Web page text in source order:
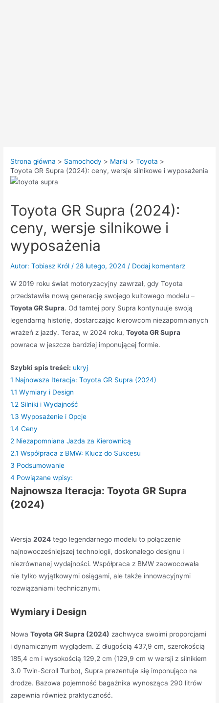
Strona główna Samochody Marki
Toyota
Toyota GR Supra (2024): ceny, wersje silnikowe i wyposażenia
Toyota GR Supra (2024):
ceny, wersje silnikowe i
wyposażenia
Autor: Tobiasz Król / 28 lutego, 2024 / Dodaj komentarz
W 2019 roku świat motoryzacyjny zawrzał, gdy Toyota
przedstawiła nową generację swojego kultowego modelu –
Toyota GR Supra. Od tamtej pory Supra kontynuuje swoją
legendarną historię, dostarczając kierowcom niezapomnianych
wrażeń z jazdy. Teraz, w 2024 roku,Toyota GR Supra
powraca w jeszcze bardziej imponującej formie.
Szybki spis treści: ukryj
1 Najnowsza Iteracja: Toyota GR Supra (2024)
1.1 Wymiary i Design
1.2 Silniki i Wydajność
1.3 Wyposażenie i Opcje
1.4 Ceny
2 Niezapomniana Jazda za Kierownicą
2.1 Współpraca z BMW: Klucz do Sukcesu
3 Podsumowanie
4 Powiązane wpisy:
Najnowsza Iteracja: Toyota GR Supra
(2024)
Wersja2024 tego legendarnego modelu to połączenie
najnowocześniejszej technologii, doskonałego designu i
niezrównanej wydajności. Współpraca z BMW zaowocowała
nie tylko wyjątkowymi osiągami, ale także innowacyjnymi
rozwiązaniami technicznymi.
Wymiary i Design
NowaToyota GR Supra (2024) zachwyca swoimi proporcjami
i dynamicznym wyglądem. Z długością 437,9 cm, szerokością
185,4 cm i wysokością 129,2 cm (129,9 cm w wersji z silnikiem
3.0 Twin-Scroll Turbo), Supra prezentuje się imponująco na
drodze. Bazowa pojemność bagażnika wynosząca 290 litrów
zapewnia również praktyczność.